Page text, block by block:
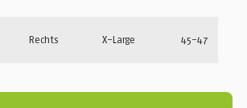
Rechts X-Large 45-47